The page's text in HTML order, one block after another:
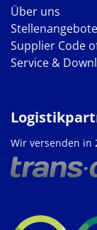
Über uns
Stellenangebote
Supplier Code
Service &
Wir versenden in